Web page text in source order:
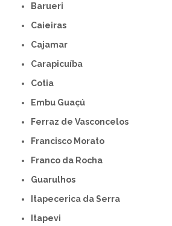
Barueri
Caieiras
Cajamar
Carapicuíba
Cotia
Embu Guaçú
Ferraz de Vasconcelos
Francisco Morato
Franco da Rocha
Guarulhos
Itapecerica da Serra
Itapevi